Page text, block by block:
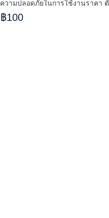
ความปลอดภัยในการใช้งานราคา
฿100